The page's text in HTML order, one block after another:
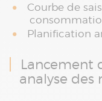
Courbe de
Planification
Lancement
analyse des